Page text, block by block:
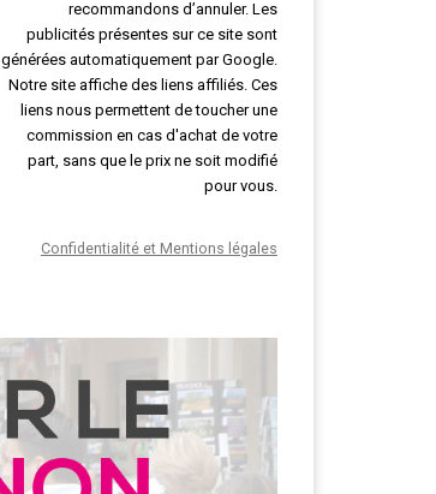
recommandons d’annuler. Les
publicités présentes sur ce site sont
générées automatiquement par Google.
Notre site affiche des liens affiliés. Ces
liens nous permettent de toucher une
commission en cas d'achat de votre
part, sans que le prix ne soit modifié
pour vous.
Confidentialité et Mentions légales